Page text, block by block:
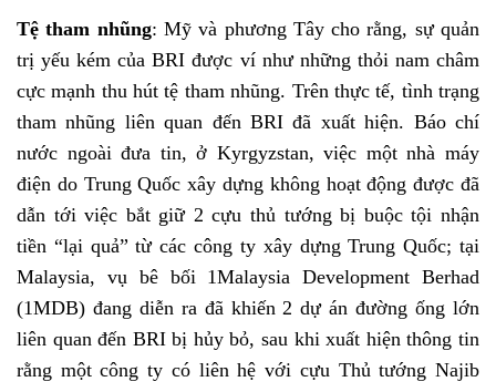
Tệ tham nhũng: Mỹ và phương Tây cho rằng, sự quản
trị yếu kém của BRI được ví như những thỏi nam châm
cực mạnh thu hút tệ tham nhũng. Trên thực tế, tình trạng
tham nhũng liên quan đến BRI đã xuất hiện. Báo chí
nước ngoài đưa tin, ở Kyrgyzstan, việc một nhà máy
điện do Trung Quốc xây dựng không hoạt động được đã
dẫn tới việc bắt giữ 2 cựu thủ tướng bị buộc tội nhận
tiền “lại quả” từ các công ty xây dựng Trung Quốc; tại
Malaysia, vụ bê bối 1Malaysia Development Berhad
(1MDB) đang diễn ra đã khiến 2 dự án đường ống lớn
liên quan đến BRI bị hủy bỏ, sau khi xuất hiện thông tin
rằng một công ty có liên hệ với cựu Thủ tướng Najib